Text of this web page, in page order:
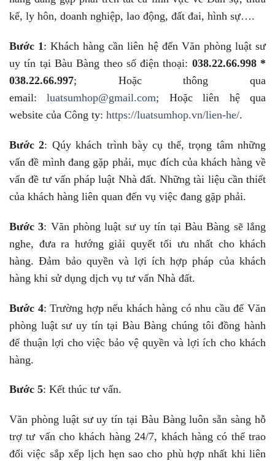
kế, ly hôn, doanh nghiệp, lao động, đất đai, hình sự….
Bước 1: Khách hàng cần liên hệ đến Văn phòng luật sư
uy tín tại Bàu Bàng theo số điện thoại: 038.22.66.998 *
038.22.66.997; Hoặc thông qua
email:luatsumhop@gmail.com; Hoặc liên hệ qua
website của Công ty: https://luatsumhop.vn/lien-he/.
Bước 2: Qúy khách trình bày cụ thể, trọng tâm những
vấn đề mình đang gặp phải, mục đích của khách hàng về
vấn đề tư vấn pháp luật Nhà đất. Những tài liệu cần thiết
của khách hàng liên quan đến vụ việc đang gặp phải.
Bước 3: Văn phòng luật sư uy tín tại Bàu Bàng sẽ lắng
nghe, đưa ra hướng giải quyết tối ưu nhất cho khách
hàng. Đảm bảo quyền và lợi ích hợp pháp của khách
hàng khi sử dụng dịch vụ tư vấn Nhà đất.
Bước 4: Trường hợp nếu khách hàng có nhu cầu để Văn
phòng luật sư uy tín tại Bàu Bàng chúng tôi đồng hành
để thuận lợi cho việc bảo vệ quyền và lợi ích cho khách
hàng.
Bước 5: Kết thúc tư vấn.
Văn phòng luật sư uy tín tại Bàu Bàng luôn sẵn sàng hỗ
trợ tư vấn cho khách hàng 24/7, khách hàng có thể trao
đổi việc sắp xếp lịch hẹn sao cho phù hợp nhất khi liên